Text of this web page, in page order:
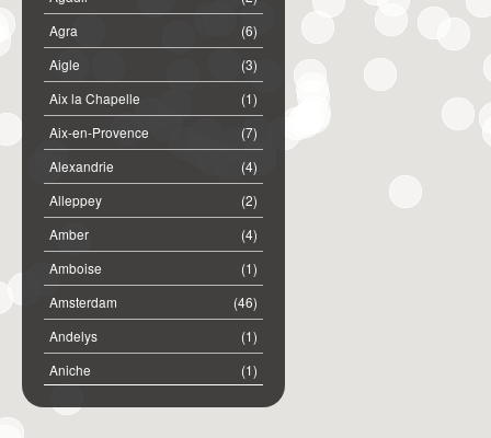
(6)
Agra
(3)
Aigle
(1)
Aix la Chapelle
(7)
Aix-en-Provence
(4)
Alexandrie
(2)
Alleppey
(4)
Amber
(1)
Amboise
(46)
Amsterdam
(1)
Andelys
(1)
Aniche
(2)
Annemasse